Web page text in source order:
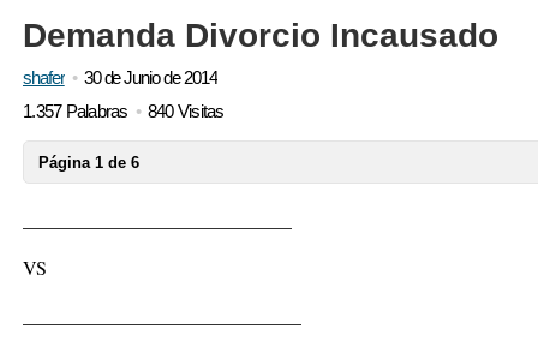
Registrarse
Iniciar sesión
Demanda Divorcio Incausado
shafer
30 de Junio de 2014
1.357 Palabras
840 Visitas
Página 1 de 6
VS